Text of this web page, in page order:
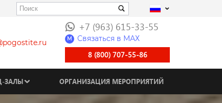
+7 (963) 615-33-55
M Связаться в МАХ
8 (800) 707-55-86
ЗАЛЫ ОРГАНИЗАЦИЯ МЕРОПРИЯТИЙ